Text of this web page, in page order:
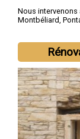
Nous intervenons
Montbéliard,